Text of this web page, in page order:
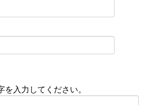
を入力してください。